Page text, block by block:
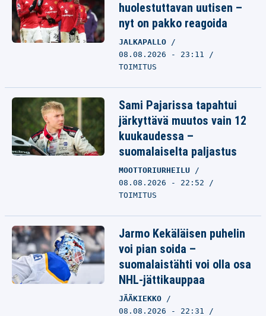
huolestuttavan uutisen –
nyt on pakko reagoida
JALKAPALLO
08.08.2026 - 23:11
TOIMITUS
Sami Pajarissa tapahtui
järkyttävä muutos vain 12
kuukaudessa –
suomalaiselta paljastus
MOOTTORIURHEILU
08.08.2026 - 22:52
TOIMITUS
Jarmo Kekäläisen puhelin
voi pian soida –
suomalaistähti voi olla osa
NHL-jättikauppaa
JÄÄKIEKKO
08.08.2026 - 22:31